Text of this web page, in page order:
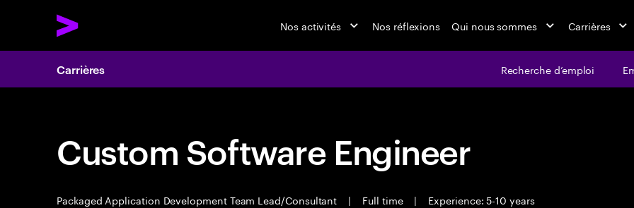
Nos activités Nos réflexions Qui nous sommes Carrières
Carrières Recherche d’emploi
Custom Software Engineer
Packaged Application Development Team Lead/Consultant | Full time |
Experience: 5-10 years